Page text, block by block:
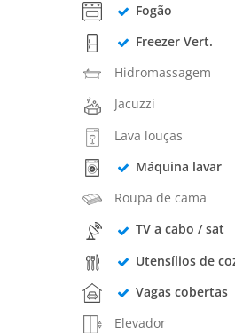
Fogão
Freezer Vert.
Hidromassagem
Jacuzzi
Lava louças
Máquina lavar
Roupa de cama
TV a cabo / sat
Utensílios de
Vagas cobertas
Elevador